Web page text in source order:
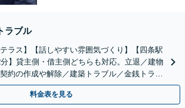
ラブル
ラス】【話しやすい雰囲気づくり】【四条駅
】貸主側・借主側どちらも対応。立退／建物
約の作成や解除／建築トラブル／金銭トラブ
・休日面談】
料金表を見る